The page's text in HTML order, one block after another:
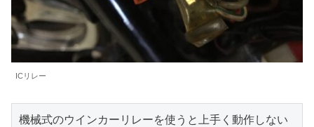
ICリレー
機械式のウインカーリレーを使うと上手く動作しない